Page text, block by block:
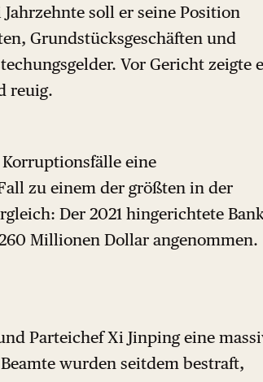
soll er seine Position
Grundstücksgeschäften und
Vor Gericht zeigte
reuig.
eine
zu einem der größten in der
Der 2021 hingerichtete
Millionen Dollar angenommen.
Parteichef Xi Jinping eine
wurden seitdem bestraft,